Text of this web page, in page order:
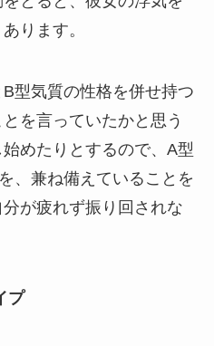
ります。
型気質の性格を併せ持つ
を言っていたかと思う
めたりとするので、A型
、兼ね備えていることを
が疲れず振り回されな
プ